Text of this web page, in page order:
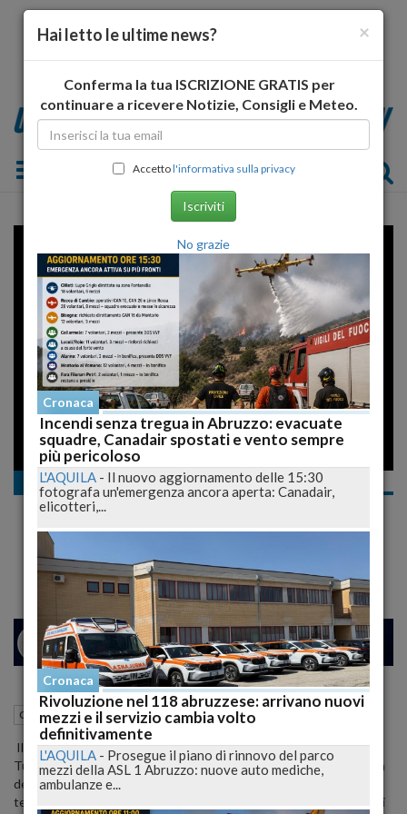
Toggle navigation
Error loading player: No playable
sources found
Cronaca
Fontana di Toyo Ito: ora è un pellegrinaggio
MILANO 24 26
Cronaca Pescara (PE) 24 Febbraio 2009
Il calice rotto di Toyo Ito è un continuo pellegrinaggio di turisti.
Tutto secondo la norma: "la bellezza della provocazione, la bellezza
del consumo" per dirla con Umberto Eco, ovvero: più fai parlare di
te, nel bene e nel male (preferibile la seconda ipotesi) , più acquisti
×
Hai letto le ultime news?
Conferma la tua ISCRIZIONE GRATIS per
continuare a ricevere Notizie, Consigli e Meteo.
Accettol'informativa sulla privacy
Iscriviti
No grazie
Cronaca
Incendi senza tregua in Abruzzo: evacuate
squadre, Canadair spostati e vento sempre
più pericoloso
L'AQUILA - Il nuovo aggiornamento delle 15:30
fotografa un'emergenza ancora aperta: Canadair,
elicotteri,...
Cronaca
Rivoluzione nel 118 abruzzese: arrivano nuovi
mezzi e il servizio cambia volto
definitivamente
L'AQUILA - Prosegue il piano di rinnovo del parco
mezzi della ASL 1 Abruzzo: nuove auto mediche,
ambulanze e...